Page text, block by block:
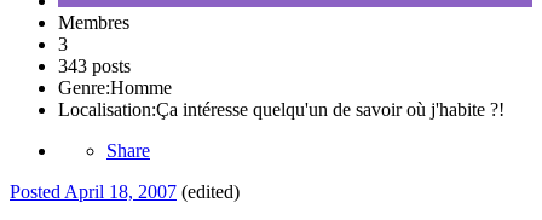
Membres
3
343 posts
Genre:Homme
Localisation:Ça intéresse quelqu'un de savoir où j'habite ?!
Share
Posted April 18, 2007 (edited)